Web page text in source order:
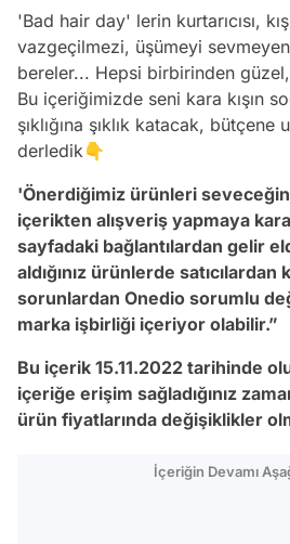
'Bad hair day' lerin kurtarıcısı,
vazgeçilmezi, üşümeyi
bereler... Hepsi birbirinden
Bu içeriğimizde seni kara kışın
şıklığına şıklık katacak, bütçene
derledik👇
'Önerdiğimiz ürünleri
içerikten alışveriş yapmaya
sayfadaki bağlantılardan gelir
aldığınız ürünlerde satıcılardan
sorunlardan Onedio sorumlu
marka işbirliği içeriyor olabilir.”
Bu içerik 15.11.2022 tarihinde
içeriğe erişim sağladığınız
ürün fiyatlarında değişiklikler
İçeriğin Devamı